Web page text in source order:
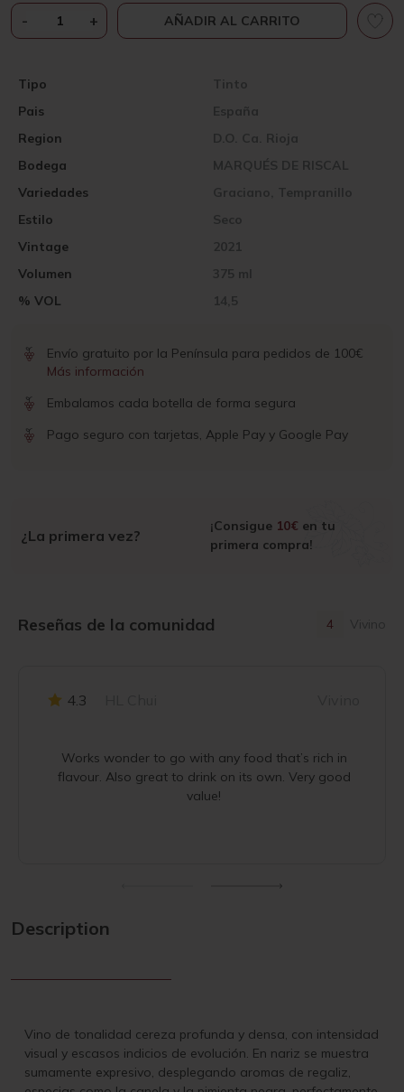
Pais España
Vintage 2021
Region D.O. Ca. Rioja
Volumen 375 ml
Bodega MARQUÉS DE RISCAL
% VOL 14,5
Variedades Graciano, Tempranillo
Tipo Tinto
Estilo Seco
-MARQUÉS
DE
RESERVA
2021
37,5
CL
BOTELLA)
CANTIDAD
+ AÑADIR AL CARRITO
Envío gratuito por la Península para pedidos de 100€
Más información
Embalamos cada botella de forma segura
Pago seguro con tarjetas, Apple Pay y Google Pay
¿La primera vez?
¡Consigue 10€ en tu
primera compra!
Reseñas de la comunidad 4 Vivino
4.3
Works wonder to go with any food that’s rich in
flavour. Also great to drink on its own. Very good
value!
Description
Vino de tonalidad cereza profunda y densa, con intensidad
visual y escasos indicios de evolución. En nariz se muestra
sumamente expresivo, desplegando aromas de regaliz,